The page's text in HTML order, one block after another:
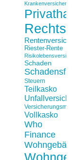
Krankenversicherung
Riester-Rente
Schaden
Steuern
Teilkasko
Vollkasko
Who
Finance